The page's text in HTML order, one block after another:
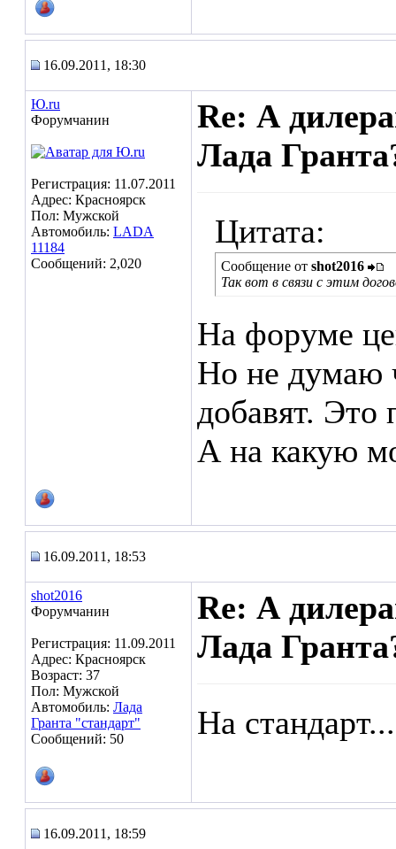
16.09.2011, 18:30
Ю.ru
Форумчанин
Регистрация: 11.07.2011
Адрес: Красноярск
Пол: Мужской
Автомобиль: LADA
11184
Сообщений: 2,020
Re: А
Лада
Цитата:
Сообщение от shot2016
Так вот в связи с этим
На форуме
Но не думаю
добавят. Это
А на какую
16.09.2011, 18:53
shot2016
Форумчанин
Регистрация: 11.09.2011
Адрес: Красноярск
Возраст: 37
Пол: Мужской
Автомобиль: Лада
Гранта "стандарт"
Сообщений: 50
Re: А
Лада
На стандарт...
16.09.2011, 18:59